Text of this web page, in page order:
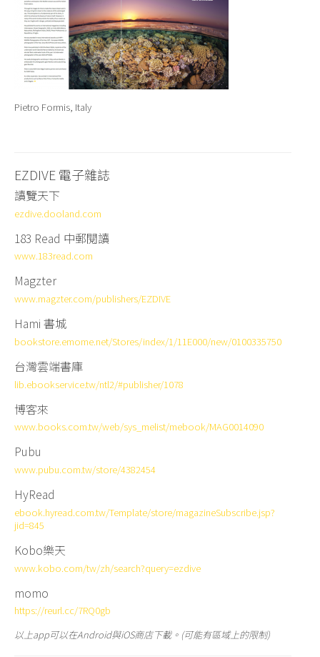
Pietro Formis, Italy
EZDIVE 電子雜誌
讀覽天下
ezdive.dooland.com
183 Read 中郵閱讀
www.183read.com
Magzter
www.magzter.com/publishers/EZDIVE
Hami 書城
bookstore.emome.net/Stores/index/1/11E000/new/0100335750
台灣雲端書庫
lib.ebookservice.tw/ntl2/#publisher/1078
博客來
www.books.com.tw/web/sys_melist/mebook/MAG0014090
Pubu
www.pubu.com.tw/store/4382454
HyRead
ebook.hyread.com.tw/Template/store/magazineSubscribe.jsp?
jid=845
Kobo樂天
www.kobo.com/tw/zh/search?query=ezdive
momo
https://reurl.cc/7RQ0gb
以上app可以在Android與iOS商店下載。(可能有區域上的限制)